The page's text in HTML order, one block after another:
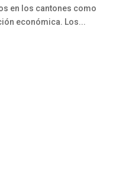
en los cantones como
económica. Los...